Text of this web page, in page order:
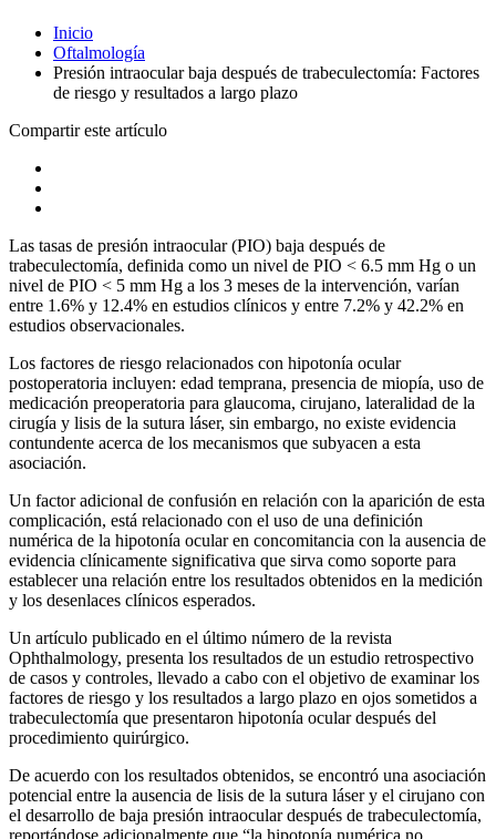
Inicio
Oftalmología
Presión intraocular baja después de trabeculectomía: Factores
de riesgo y resultados a largo plazo
Compartir este artículo
Las tasas de presión intraocular (PIO) baja después de
trabeculectomía, definida como un nivel de PIO < 6.5 mm Hg o un
nivel de PIO < 5 mm Hg a los 3 meses de la intervención, varían
entre 1.6% y 12.4% en estudios clínicos y entre 7.2% y 42.2% en
estudios observacionales.
Los factores de riesgo relacionados con hipotonía ocular
postoperatoria incluyen: edad temprana, presencia de miopía, uso de
medicación preoperatoria para glaucoma, cirujano, lateralidad de la
cirugía y lisis de la sutura láser, sin embargo, no existe evidencia
contundente acerca de los mecanismos que subyacen a esta
asociación.
Un factor adicional de confusión en relación con la aparición de esta
complicación, está relacionado con el uso de una definición
numérica de la hipotonía ocular en concomitancia con la ausencia de
evidencia clínicamente significativa que sirva como soporte para
establecer una relación entre los resultados obtenidos en la medición
y los desenlaces clínicos esperados.
Un artículo publicado en el último número de la revista
Ophthalmology, presenta los resultados de un estudio retrospectivo
de casos y controles, llevado a cabo con el objetivo de examinar los
factores de riesgo y los resultados a largo plazo en ojos sometidos a
trabeculectomía que presentaron hipotonía ocular después del
procedimiento quirúrgico.
De acuerdo con los resultados obtenidos, se encontró una asociación
potencial entre la ausencia de lisis de la sutura láser y el cirujano con
el desarrollo de baja presión intraocular después de trabeculectomía,
reportándose adicionalmente que “la hipotonía numérica no